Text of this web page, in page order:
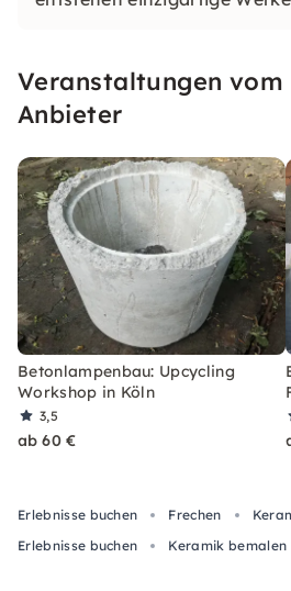
inspirierenden Atmosphäre.
Veranstaltungen vom
Anbieter
Betonlampenbau: Upcycling
Workshop in Köln
3,5
ab 60 €
Erlebnisse buchen Frechen
Erlebnisse buchen
Keramik bemalen